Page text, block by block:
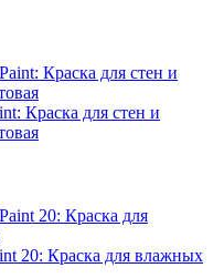
Краска для стен и
20: Краска для влажных